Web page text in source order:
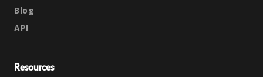
Blog
API
Resources